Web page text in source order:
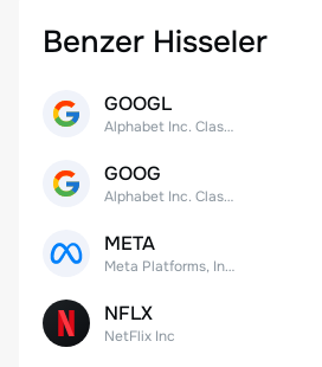
Benzer Hisseler
GOOGL
Alphabet Inc. Class A Common Stock
GOOG
Alphabet Inc. Class C Capital Stock
META
Meta Platforms, Inc. Class A Common Stock
NFLX
NetFlix Inc